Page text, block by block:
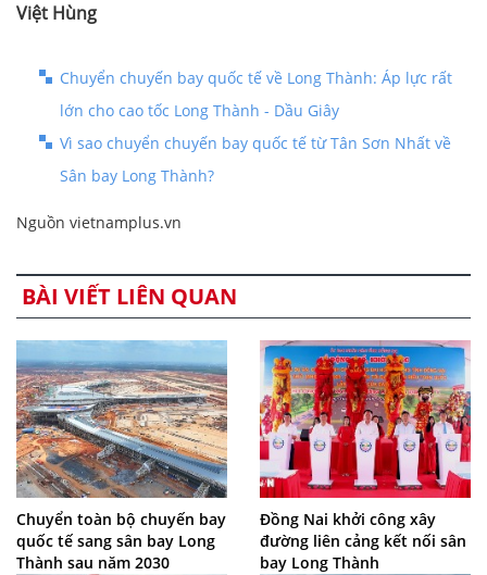
Việt Hùng
Chuyển chuyến bay quốc tế về Long Thành: Áp lực rất
lớn cho cao tốc Long Thành - Dầu Giây
Vì sao chuyển chuyến bay quốc tế từ Tân Sơn Nhất về
Sân bay Long Thành?
Nguồn vietnamplus.vn
BÀI VIẾT LIÊN QUAN
Chuyển toàn bộ chuyến bay
quốc tế sang sân bay Long
Thành sau năm 2030
Đồng Nai khởi công xây
đường liên cảng kết nối sân
bay Long Thành